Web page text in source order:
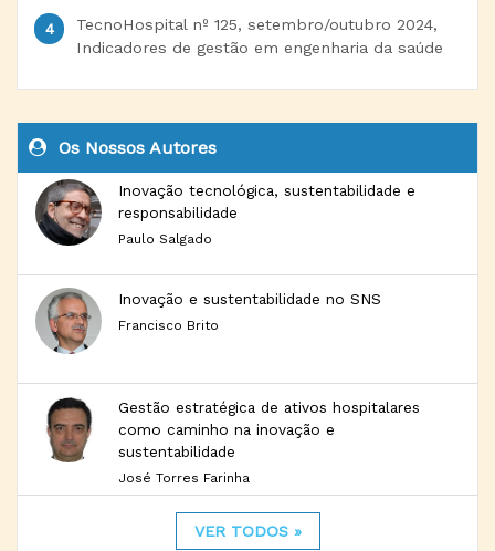
TecnoHospital nº 125, setembro/outubro 2024,
Indicadores de gestão em engenharia da saúde
Os Nossos Autores
Inovação tecnológica, sustentabilidade e
responsabilidade
Paulo Salgado
Inovação e sustentabilidade no SNS
Francisco Brito
Gestão estratégica de ativos hospitalares
como caminho na inovação e
sustentabilidade
José Torres Farinha
VER TODOS »